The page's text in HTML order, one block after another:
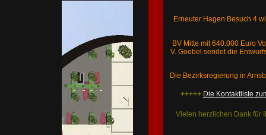
Erneuter Hagen Besuch 4
BV Mitte mit 640.000 Euro
V. Goebel sendet die
Die Bezirksregierung in
+++++ Die Kontaktliste
Vielen herzlichen Dank für